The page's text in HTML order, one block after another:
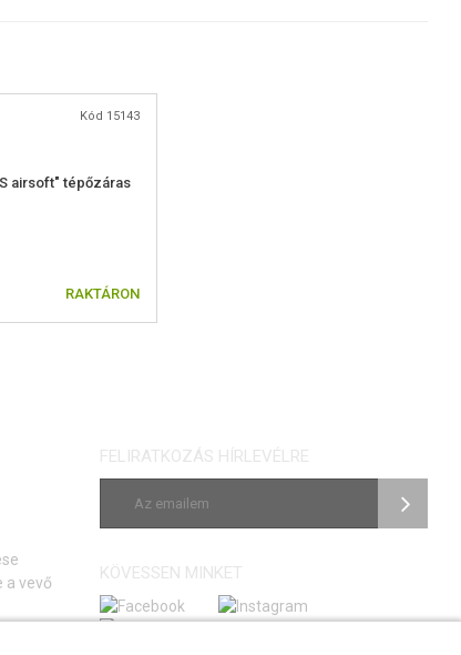
Kód 15143
airsoft" tépőzáras
RAKTÁRON
a vevő
FELIRATKOZÁS HÍRLEVÉLRE
KÖVESSEN MINKET